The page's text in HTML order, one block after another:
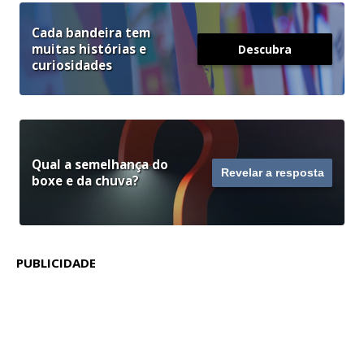
Cada bandeira tem
muitas histórias e
curiosidades
Descubra
Qual a semelhança do
boxe e da chuva?
Revelar a resposta
PUBLICIDADE